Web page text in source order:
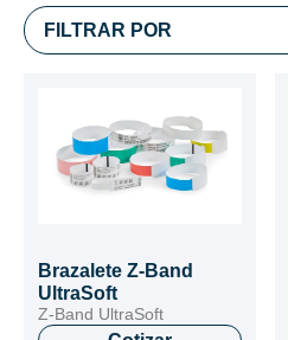
FILTRAR POR
Brazalete Z-Band
UltraSoft
Z-Band UltraSoft